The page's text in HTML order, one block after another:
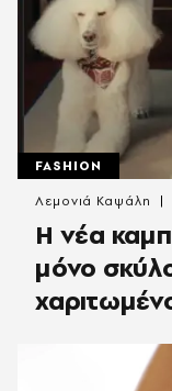
FASHION
Η νέα
μόνο
Λεμονιά Καψάλη